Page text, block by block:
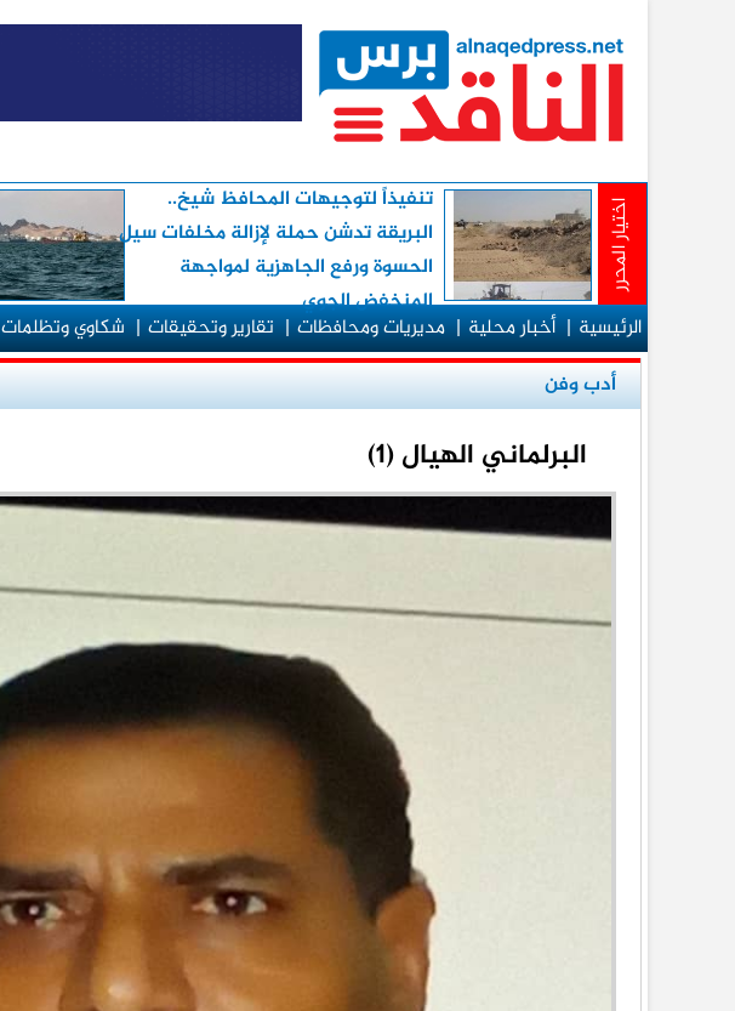
اختيار المحرر
تنفيذاً لتوجيهات المحافظ شيخ..
البريقة تدشن حملة لإزالة مخلفات سيل
الحسوة ورفع الجاهزية لمواجهة
المنخفض الجوي
الرئيسية|أخبار محلية|مديريات ومحافظات|تقارير وتحقيقات|شكاوي وتظلمات
أدب وفن
البرلماني الهيال (1)